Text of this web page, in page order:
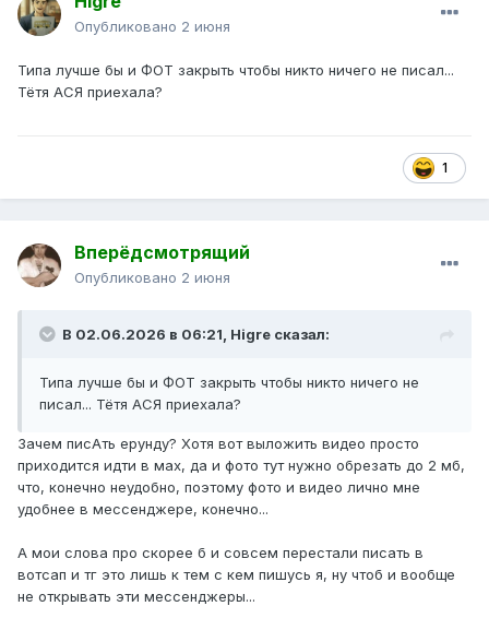
Опубликовано 2 июня
Типа лучше бы и ФОТ закрыть чтобы никто ничего не писал...
Тётя АСЯ приехала?
1
Вперёдсмотрящий
Опубликовано 2 июня
В 02.06.2026 в 06:21, Higre сказал:
Типа лучше бы и ФОТ закрыть чтобы никто ничего не
писал... Тётя АСЯ приехала?
Зачем писАть ерунду? Хотя вот выложить видео просто
приходится идти в мах, да и фото тут нужно обрезать до 2 мб,
что, конечно неудобно, поэтому фото и видео лично мне
удобнее в мессенджере, конечно...
А мои слова про скорее б и совсем перестали писать в
вотсап и тг это лишь к тем с кем пишусь я, ну чтоб и вообще
не открывать эти мессенджеры...